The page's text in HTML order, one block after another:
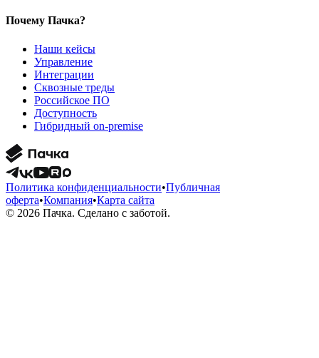
Почему Пачка?
Наши кейсы
Управление
Интеграции
Сквозные треды
Российское ПО
Доступность
Гибридный on-premise
Политика конфиденциальности•Публичная
оферта•Компания•Карта сайта
© 2026 Пачка. Сделано с заботой.